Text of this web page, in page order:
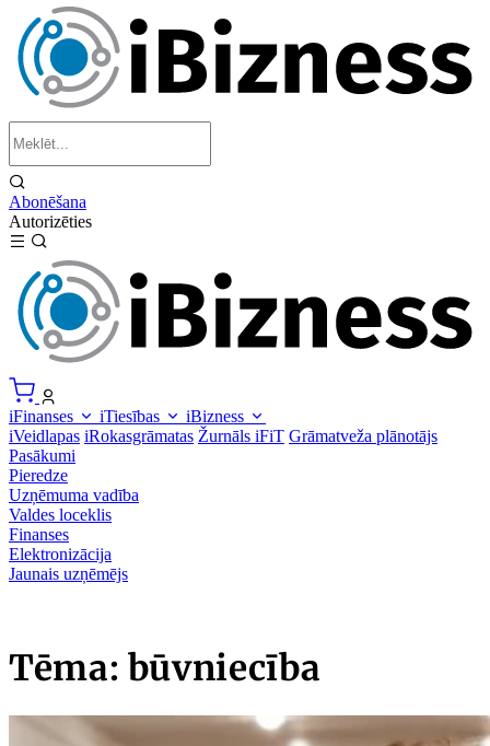
Abonēšana
Autorizēties
iFinanses iTiesības
iBizness
iVeidlapas iRokasgrāmatas Žurnāls iFiT Grāmatveža plānotājs
Pasākumi
Pieredze
Uzņēmuma vadība
Valdes loceklis
Finanses
Elektronizācija
Jaunais uzņēmējs
Tēma: būvniecība